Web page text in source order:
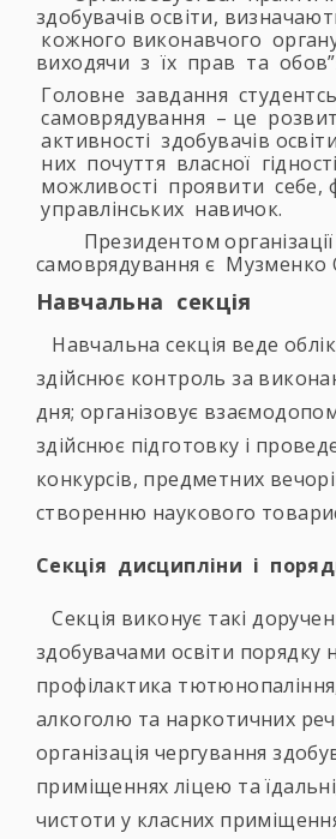
здобувачів освіти,
кожного виконавчого
виходячи з їх прав та
Головне завдання
самоврядування – це
активності здобувачів
них почуття власної
можливості проявити себе,
управлінських навичок.
Президентом організації
самоврядування є Музменко
Навчальна секція
Навчальна секція веде
здійснює контроль за
дня; організовує
здійснює підготовку і
конкурсів, предметних
створенню наукового
Секція дисципліни і
Секція виконує такі
здобувачами освіти порядку
профілактика
алкоголю та наркотичних
організація чергування
приміщеннях ліцею та
чистоти у класних